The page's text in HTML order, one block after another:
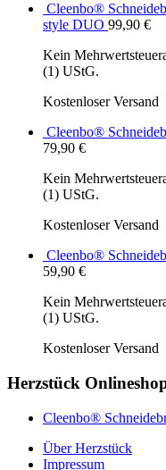
Cleenbo®
style DUO 99,90 €
Kein
(1) UStG.
Kostenloser Versand
Cleenbo®
79,90 €
Kein
(1) UStG.
Kostenloser Versand
Cleenbo®
59,90 €
Kein
(1) UStG.
Kostenloser Versand
Herzstück
Cleenbo®
Über Herzstück
Impressum